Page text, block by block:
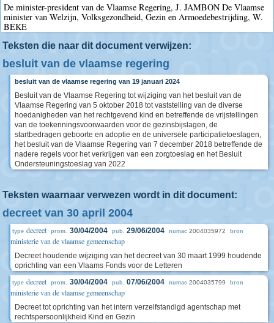
De minister-president van de Vlaamse Regering, J. JAMBON De Vlaamse
minister van Welzijn, Volksgezondheid, Gezin en Armoedebestrijding, W.
BEKE
Teksten die naar dit document verwijzen:
besluit van de vlaamse regering
besluit van de vlaamse regering van 19 januari 2024
Besluit van de Vlaamse Regering tot wijziging van het besluit van de
Vlaamse Regering van 5 oktober 2018 tot vaststelling van de diverse
hoedanigheden van het rechtgevend kind en betreffende de vrijstellingen
van de toekenningsvoorwaarden voor de gezinsbijslagen, de
startbedragen geboorte en adoptie en de universele participatietoeslagen,
het besluit van de Vlaamse Regering van 7 december 2018 betreffende de
nadere regels voor het verkrijgen van een zorgtoeslag en het Besluit
Ondersteuningstoeslag van 2022
Teksten waarnaar verwezen wordt in dit document:
decreet van 30 april 2004
type decreet prom. 30/04/2004 pub. 29/06/2004 numac 2004035972 bron
ministerie van de vlaamse gemeenschap
Decreet houdende wijziging van het decreet van 30 maart 1999 houdende
oprichting van een Vlaams Fonds voor de Letteren
type decreet prom. 30/04/2004 pub. 07/06/2004 numac 2004035799 bron
ministerie van de vlaamse gemeenschap
Decreet tot oprichting van het intern verzelfstandigd agentschap met
rechtspersoonlijkheid Kind en Gezin